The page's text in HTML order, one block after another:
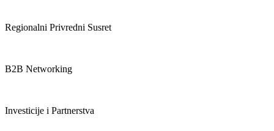
Regionalni Privredni Susret
B2B Networking
Investicije i Partnerstva